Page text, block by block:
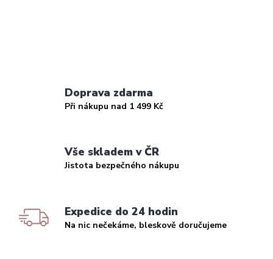
Doprava zdarma
Při nákupu nad 1 499 Kč
Vše skladem v ČR
Jistota bezpečného nákupu
Expedice do 24 hodin
Na nic nečekáme, bleskově doručujeme